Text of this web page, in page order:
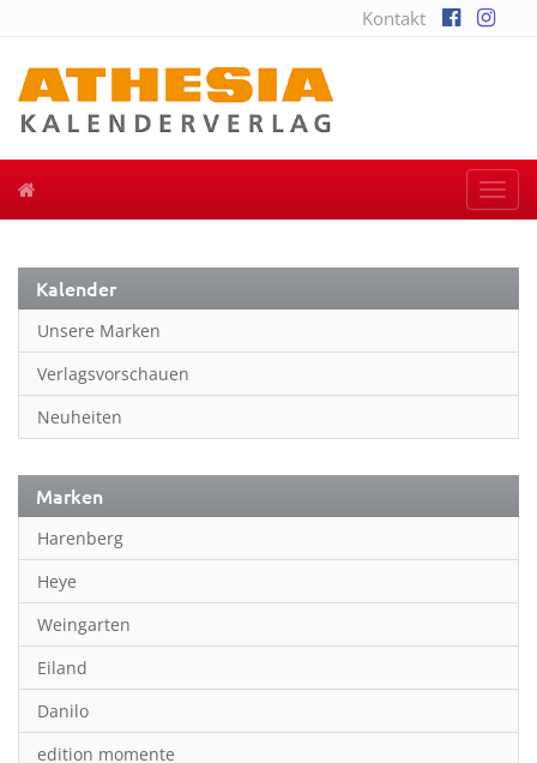
Kontakt
Kalender
Unsere Marken
Verlagsvorschauen
Neuheiten
Marken
Harenberg
Heye
Weingarten
Eiland
Danilo
edition momente